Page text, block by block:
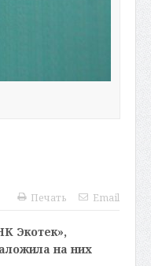
Печать Email
Экотек»,
на них